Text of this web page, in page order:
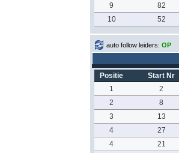
9
82
10
52
auto follow leiders: OP
Positie Start Nr
1
2
2
8
3
13
4
27
4
21